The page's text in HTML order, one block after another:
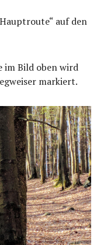
auf den
im Bild oben wird
markiert.